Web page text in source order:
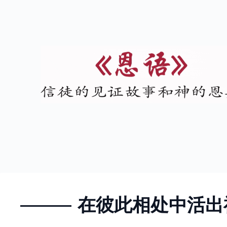
在彼此相处中活